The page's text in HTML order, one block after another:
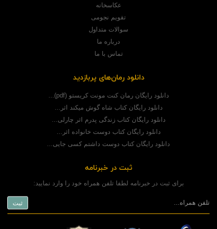
عکاسخانه
تقویم نجومی
سوالات متداول
درباره ما
تماس با ما
دانلود رمان‌های پربازدید
دانلود رایگان رمان کنت مونت کریستو (pdf)...
دانلود رایگان کتاب شاه گوش میکند اثر...
دانلود رایگان کتاب زندگی پدرم اثر چارلی...
دانلود رایگان کتاب دوست خانواده اثر...
دانلود رایگان کتاب دوست داشتم کسی جایی...
ثبت در خبرنامه
برای ثبت در خبرنامه لطفا تلفن همراه خود را وارد نمایید: